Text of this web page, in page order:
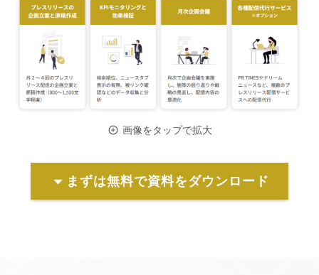
画像をタップで拡大
まずは無料で資料をダウンロード